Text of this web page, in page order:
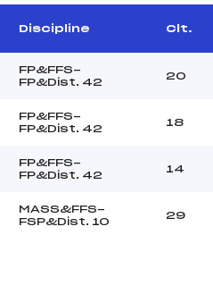
Discipline Clt.
FP&FFS-
FP&Dist. 42
20
FP&FFS-
FP&Dist. 42
18
FP&FFS-
FP&Dist. 42
14
MASS&FFS-
FSP&Dist. 10
29